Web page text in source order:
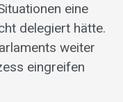
eine
delegiert hätte.
weiter
eingreifen